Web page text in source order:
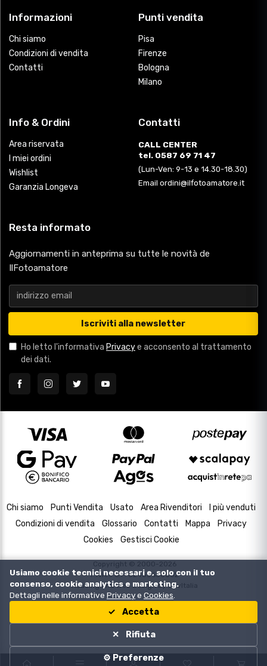
Informazioni
Chi siamo
Condizioni di vendita
Contatti
Punti vendita
Pisa
Firenze
Bologna
Milano
Info & Ordini
Area riservata
I miei ordini
Wishlist
Garanzia Longeva
Contatti
CALL CENTER
tel. 0587 69 71 47
(Lun-Ven: 9-13 e 14.30-18.30)
Email ordini@ilfotoamatore.it
Resta informato
Aggiornamenti in anteprima su tutte le novità de
IlFotoamatore
Iscriviti alla newsletter
Ho letto l'informativa Privacye acconsento al trattamento
dei dati.
Chi siamo Punti Vendita Usato Area Rivenditori
I più venduti
Condizioni di vendita
Glossario Contatti Mappa
Privacy
Cookies
Gestisci Cookie
Copyright © 2000-2026
P.IVA e C.F. 02433630502
Housing and Web Design byDevItalia
Usiamo cookie tecnici necessari e, solo con il tuo
consenso, cookie analytics e marketing.
Dettagli nelle informative Privacye Cookies
Accetta
Rifiuta
⚙️ Preferenze